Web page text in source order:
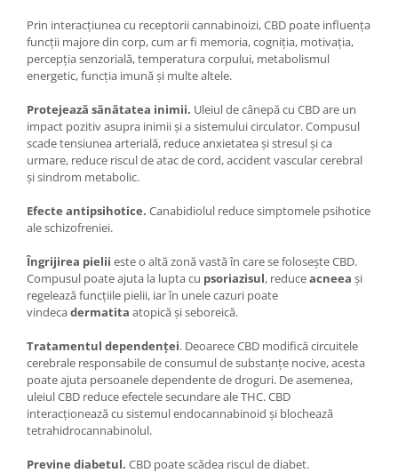
Prin interacțiunea cu receptorii cannabinoizi, CBD poate influența
funcții majore din corp, cum ar fi memoria, cogniția, motivația,
percepția senzorială, temperatura corpului, metabolismul
energetic, funcția imună și multe altele.
Protejează sănătatea inimii. Uleiul de cânepă cu CBD are un
impact pozitiv asupra inimii și a sistemului circulator. Compusul
scade tensiunea arterială, reduce anxietatea și stresul și ca
urmare, reduce riscul de atac de cord, accident vascular cerebral
și sindrom metabolic.
Efecte antipsihotice. Canabidiolul reduce simptomele psihotice
ale schizofreniei.
Îngrijirea pielii este o altă zonă vastă în care se folosește CBD.
Compusul poate ajuta la lupta cu psoriazisul, reduceacneea și
regelează funcțiile pielii, iar în unele cazuri poate
vindecadermatita atopică și seboreică.
Tratamentul dependenței. Deoarece CBD modifică circuitele
cerebrale responsabile de consumul de substanțe nocive, acesta
poate ajuta persoanele dependente de droguri. De asemenea,
uleiul CBD reduce efectele secundare ale THC. CBD
interacționează cu sistemul endocannabinoid și blochează
tetrahidrocannabinolul.
Previne diabetul. CBD poate scădea riscul de diabet.